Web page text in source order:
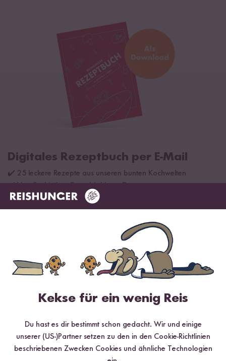
Digitales Rezeptbuch per E-Mail
✔️ 25 leckere Rezepte aus unseren bunten Kochwelten
✔️ Von Sushi über Curry bis hin zu Desserts
✔️ Inklusive Tipps & Tricks für die Zubereitung
Jetzt sichern
per E-Mail zugeschickt.
Mehr Rezepte mit Kleb Reis
Kekse für ein wenig Reis
Du hast es dir bestimmt schon gedacht. Wir und einige
unserer (US-)Partner setzen zu den in den Cookie-Richtlinien
beschriebenen Zwecken Cookies und ähnliche Technologien